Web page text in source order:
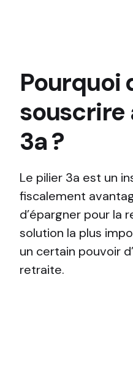
Pourquoi
souscrire
3a ?
Le pilier 3a est un
fiscalement
d’épargner pour la
solution la plus
un certain pouvoir
retraite.